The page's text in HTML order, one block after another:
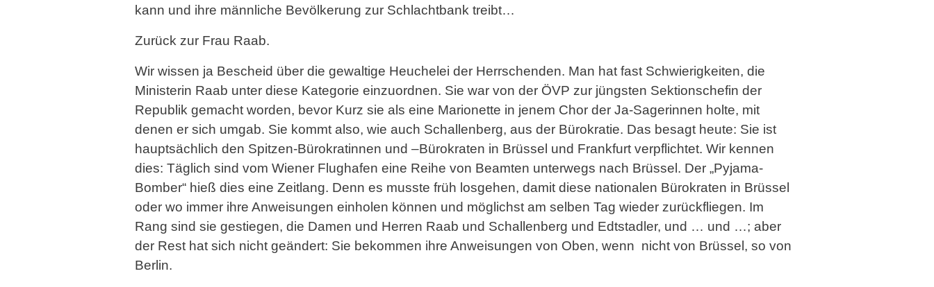
kann und ihre männliche Bevölkerung zur Schlachtbank treibt…
Zurück zur Frau Raab.
Wir wissen ja Bescheid über die gewaltige Heuchelei der Herrschenden. Man hat fast Schwierig­keiten, die
Ministerin Raab unter diese Kategorie einzuordnen. Sie war von der ÖVP zur jüngsten Sektionschefin der
Republik gemacht worden, bevor Kurz sie als eine Marionette in jenem Chor der Ja-Sagerinnen holte, mit
denen er sich umgab. Sie kommt also, wie auch Schallenberg, aus der Bürokratie. Das besagt heute: Sie ist
hauptsächlich den Spitzen-Bürokratinnen und –Bürokra­ten in Brüssel und Frankfurt verpflichtet. Wir kennen
dies: Täglich sind vom Wiener Flughafen eine Reihe von Beamten unterwegs nach Brüssel. Der „Pyjama-
Bomber“ hieß dies eine Zeitlang. Denn es musste früh losgehen, damit diese nationalen Bürokraten in Brüssel
oder wo immer ihre Anweisungen einholen können und möglichst am selben Tag wieder zurückfliegen. Im
Rang sind sie gestiegen, die Damen und Herren Raab und Schallenberg und Edtstadler, und … und …; aber
der Rest hat sich nicht geändert: Sie bekommen ihre Anweisungen von Oben, wenn nicht von Brüssel, so von
Berlin.